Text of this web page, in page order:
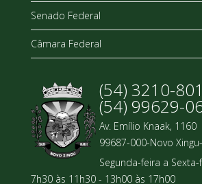
Senado Federal
Câmara Federal
(54) 3210-
(54) 99629-
Av. Emílio Knaak, 1160
99687-000-Novo
Segunda-feira a Sexta-
7h30 às 11h30 - 13h00 às 17h00